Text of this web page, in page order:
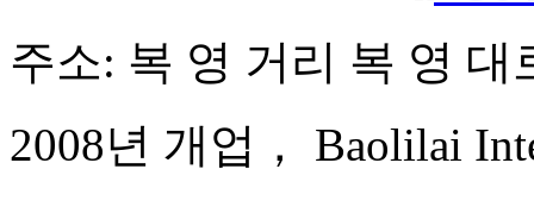
주소: 복 영 거리 복 영 대
2008년 개업， Baolilai